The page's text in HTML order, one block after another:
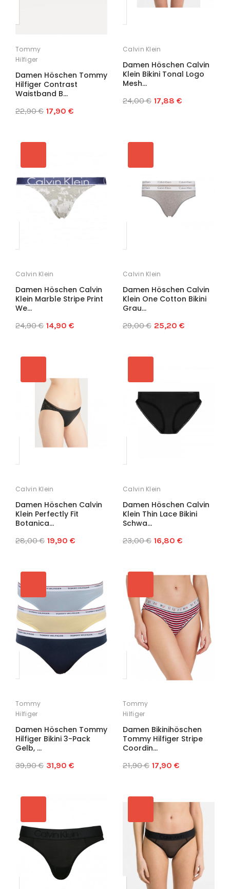
Tommy
Hilfiger
Damen Höschen Tommy
Hilfiger Contrast
Waistband B...
22,90 € 17,90 €
Calvin Klein
Damen Höschen Calvin
Klein Bikini Tonal Logo
Mesh...
24,00 € 17,88 €
Calvin Klein
Damen Höschen Calvin
Klein Marble Stripe Print
We...
24,90 € 14,90 €
Calvin Klein
Damen Höschen Calvin
Klein One Cotton Bikini
Grau...
29,00 € 25,20 €
Calvin Klein
Damen Höschen Calvin
Klein Perfectly Fit
Botanica...
28,00 € 19,90 €
Calvin Klein
Damen Höschen Calvin
Klein Thin Lace Bikini
Schwa...
23,00 € 16,80 €
Tommy
Hilfiger
Damen Höschen Tommy
Hilfiger Bikini 3-Pack
Gelb, ...
39,90 € 31,90 €
Tommy
Hilfiger
Damen Bikinihöschen
Tommy Hilfiger Stripe
Coordin...
21,90 € 17,90 €